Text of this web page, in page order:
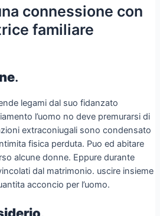
connessione con
familiare
.
legami dal suo fidanzato
l’uomo no deve premurarsi di
extraconiugali sono condensato
fisica perduta. Puo ed abitare
alcune donne. Eppure durante
dal matrimonio. uscire insieme
acconcio per l’uomo.